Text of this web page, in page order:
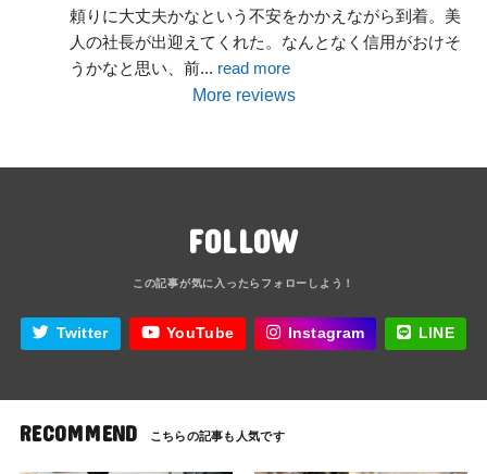
頼りに大丈夫かなという不安をかかえながら到着。美
人の社長が出迎えてくれた。なんとなく信用がおけそ
うかなと思い、前... read more
More reviews
FOLLOW
Twitter YouTube Instagram LINE
RECOMMEND